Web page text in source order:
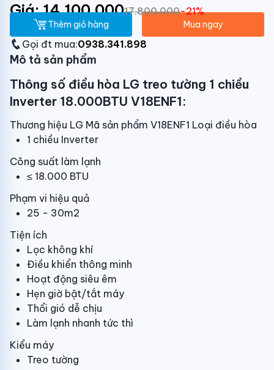
Giá: 14.100.00017.800.000-21%
Thêm giỏ hàng Mua ngay
Gọi đt mua:0938.341.898
Mô tả sản phẩm
Thông số điều hòa LG treo tường 1 chiều
Inverter 18.000BTU V18ENF1:
Thương hiệu LG Mã sản phẩm V18ENF1 Loại điều hòa
1 chiều Inverter
Công suất làm lạnh
≤ 18.000 BTU
Phạm vi hiệu quả
25 - 30m2
Tiện ích
Lọc không khí
Điều khiển thông minh
Hoạt động siêu êm
Hẹn giờ bật/tắt máy
Thổi gió dễ chịu
Làm lạnh nhanh tức thì
Kiểu máy
Treo tường